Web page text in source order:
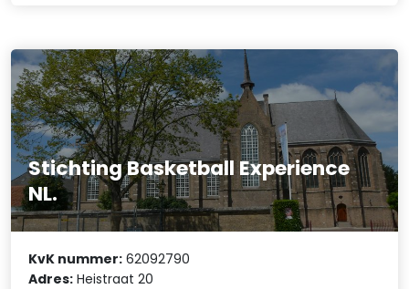
Stichting Basketball Experience
NL.
KvK nummer: 62092790
Adres: Heistraat 20